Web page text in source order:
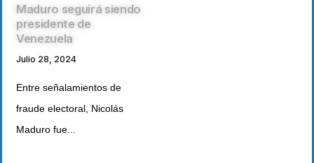
Maduro seguirá siendo
presidente de
Venezuela
Julio 28, 2024
Entre señalamientos de
fraude electoral, Nicolás
Maduro fue...